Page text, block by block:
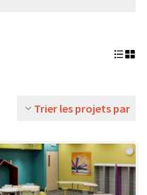
Trier les projets par